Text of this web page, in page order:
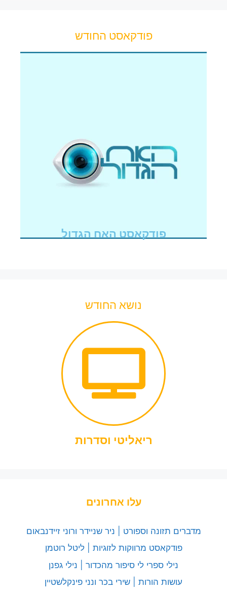
פודקאסט החודש
פודקאסט האח הגדול
נושא החודש
ריאליטי וסדרות
עלו אחרונים
מדברים תזונה וספורט | ניר שניידר ורוני זיידנבאום
פודקאסט מרווקות לזוגיות | ליטל רוטמן
נילי ספרי לי סיפור מהכדור | נילי גפנן
עושות הורות | שירי בכר ונני פינקלשטיין